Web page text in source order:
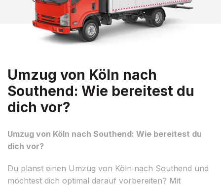
Umzug von Köln nach
Southend: Wie bereitest du
dich vor?
Umzug von Köln nach Southend: Wie bereitest du
dich vor?
Du planst einen Umzug von Köln nach Southend und
möchtest dich optimal darauf vorbereiten? Mit